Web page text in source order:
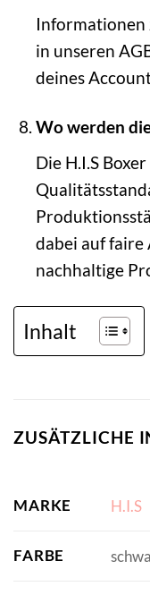
Informationen
in unseren
deines
Wo werden
Die H.I.S
dabei auf faire
nachhaltige
Inhalt
ZUSÄTZLICHE
MARKE H.I.S
FARBE